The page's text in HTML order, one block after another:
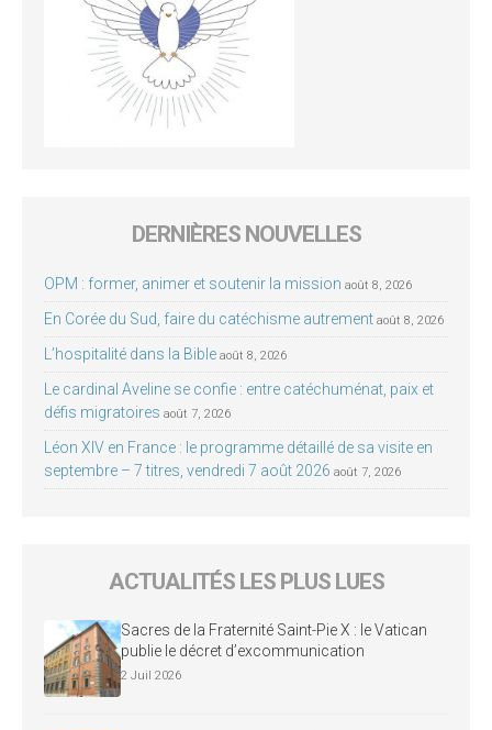
DERNIÈRES NOUVELLES
OPM : former, animer et soutenir la mission août 8, 2026
En Corée du Sud, faire du catéchisme autrement août 8, 2026
L’hospitalité dans la Bible août 8, 2026
Le cardinal Aveline se confie : entre catéchuménat, paix et
défis migratoires août 7, 2026
Léon XIV en France : le programme détaillé de sa visite en
septembre – 7 titres, vendredi 7 août 2026 août 7, 2026
ACTUALITÉS LES PLUS LUES
Sacres de la Fraternité Saint-Pie X : le Vatican
publie le décret d’excommunication
2 Juil 2026